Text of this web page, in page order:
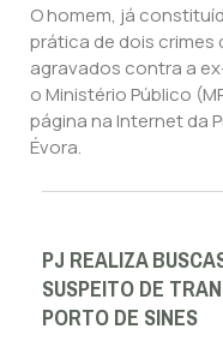
O homem, já
prática de dois
agravados contra a
o Ministério Público
página na Internet da
Évora.
PJ REALIZA
SUSPEITO DE
PORTO DE SINES